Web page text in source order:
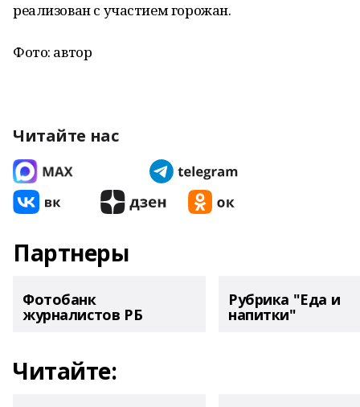
реализован с участием горожан.
Фото: автор
Читайте нас
Партнеры
Фотобанк
журналистов РБ
Рубрика "Еда и
напитки"
Читайте: